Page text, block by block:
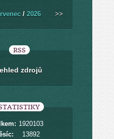
/ 2026 >>
RSS
zdrojů
1920103
13892